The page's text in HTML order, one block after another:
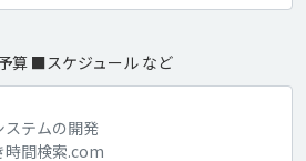
算 ■スケジュール など